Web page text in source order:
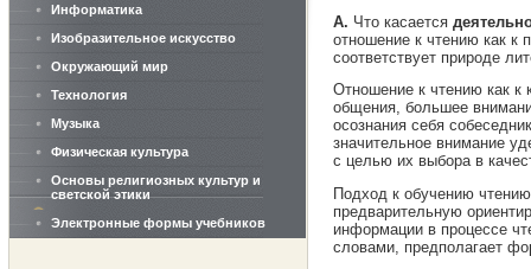
Информатика
Изобразительное искусство
Окружающий мир
Технология
Музыка
Физическая культура
Основы религиозных культур и
светской этики
Электронные формы учебников
А. Что касается
отношение к чтению как к
соответствует природе
Отношение к чтению как к
общения, большее
осознания себя
значительное внимание
с целью их выбора в
Подход к обучению
предварительную
информации в процессе
словами, предполагает